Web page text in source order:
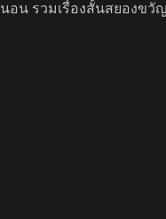
นอน รวมเรื่องสั้นสยอ